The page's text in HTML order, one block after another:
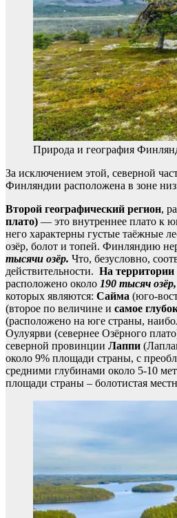
Природа и география
За исключением этой, северной
Финляндии расположена в зоне
Второй географический регион,
плато) — это внутреннее плато к
него характерны густые таёжные
озёр, болот и топей. Финляндию
тысячи озёр. Что, безусловно,
действительности. На
расположено около 190 тысяч озёр,
которых являются: Сайма (юго-
(второе по величине и самое
(расположено на юге страны,
Оулуярви (севернее Озёрного
северной провинции Лаппи
около 9% площади страны, с
средними глубинами около 5-10
площади страны – болотистая